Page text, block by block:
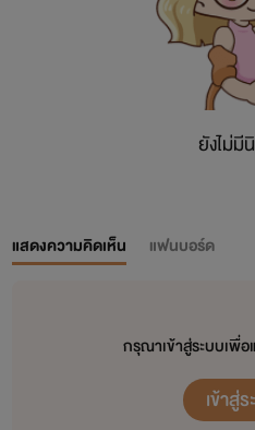
ยังไม่มี
แสดงความคิดเห็น แฟนบอร์ด
กรุณาเข้าสู่ระบบเพื่
เข้าสู่